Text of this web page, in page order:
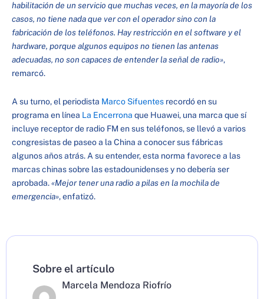
habilitación de un servicio que muchas veces, en la mayoría de los
casos, no tiene nada que ver con el operador sino con la
fabricación de los teléfonos. Hay restricción en el software y el
hardware, porque algunos equipos no tienen las antenas
adecuadas, no son capaces de entender la señal de radio»,
remarcó.
A su turno, el periodista Marco Sifuentes recordó en su
programa en línea La Encerrona que Huawei, una marca que sí
incluye receptor de radio FM en sus teléfonos, se llevó a varios
congresistas de paseo a la China a conocer sus fábricas
algunos años atrás. A su entender, esta norma favorece a las
marcas chinas sobre las estadounidenses y no debería ser
aprobada.«Mejor tener una radio a pilas en la mochila de
emergencia», enfatizó.
Sobre el artículo
Marcela Mendoza Riofrío